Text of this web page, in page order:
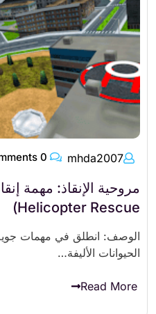
mhda2007
Helicopter Rescue)
الوصف: انطلق في مهمات جوية
الحيوانات الأليفة…
Read More